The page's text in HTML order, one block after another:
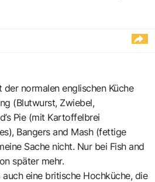
normalen englischen Küche
(Blutwurst, Zwiebel,
Pie (mit Kartoffelbrei
Bangers and Mash (fettige
Sache nicht. Nur bei Fish and
später mehr.
auch eine britische Hochküche, die